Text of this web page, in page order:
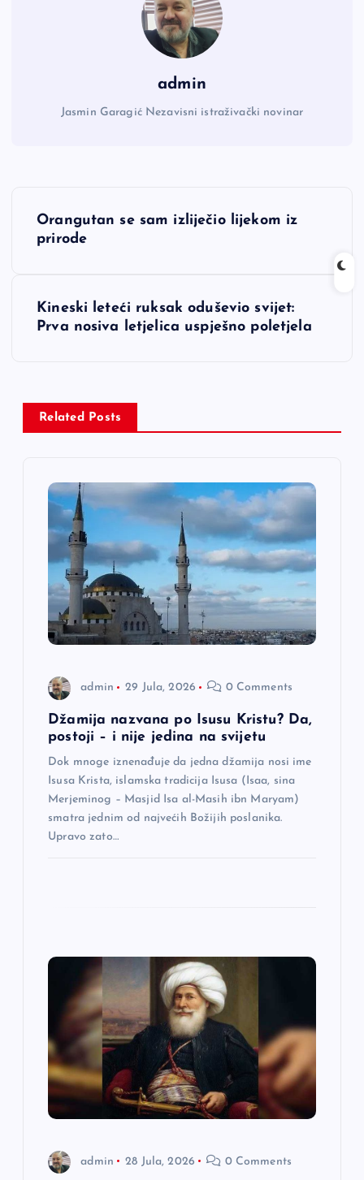
admin
Jasmin Garagić Nezavisni istraživački novinar
N
a
Orangutan se sam izliječio lijekom iz
prirode
Kineski leteći ruksak oduševio svijet:
Prva nosiva letjelica uspješno poletjela
Related Posts
admin 29 Jula, 2026 0 Comments
Džamija nazvana po Isusu Kristu? Da,
postoji – i nije jedina na svijetu
Dok mnoge iznenađuje da jedna džamija nosi ime
Isusa Krista, islamska tradicija Isusa (Isaa, sina
Merjeminog – Masjid Isa al-Masih ibn Maryam)
smatra jednim od najvećih Božijih poslanika.
Upravo zato…
admin 28 Jula, 2026 0 Comments